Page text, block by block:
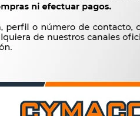
TUCSON MITS L200=1706ZM ZEN
$648